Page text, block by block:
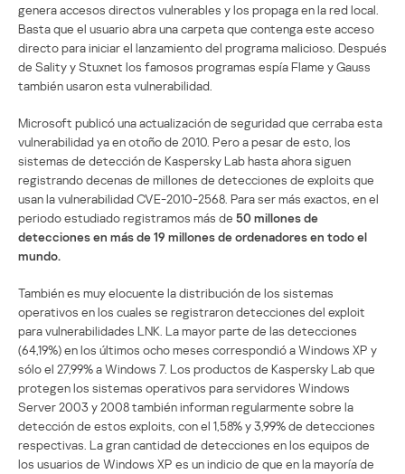
genera accesos directos vulnerables y los propaga en la red local.
Basta que el usuario abra una carpeta que contenga este acceso
directo para iniciar el lanzamiento del programa malicioso. Después
de Sality y Stuxnet los famosos programas espía Flame y Gauss
también usaron esta vulnerabilidad.
Microsoft publicó una actualización de seguridad que cerraba esta
vulnerabilidad ya en otoño de 2010. Pero a pesar de esto, los
sistemas de detección de Kaspersky Lab hasta ahora siguen
registrando decenas de millones de detecciones de exploits que
usan la vulnerabilidad CVE-2010-2568. Para ser más exactos, en el
periodo estudiado registramos más de 50 millones de
detecciones en más de 19 millones de ordenadores en todo el
mundo.
También es muy elocuente la distribución de los sistemas
operativos en los cuales se registraron detecciones del exploit
para vulnerabilidades LNK. La mayor parte de las detecciones
(64,19%) en los últimos ocho meses correspondió a Windows XP y
sólo el 27,99% a Windows 7. Los productos de Kaspersky Lab que
protegen los sistemas operativos para servidores Windows
Server 2003 y 2008 también informan regularmente sobre la
detección de estos exploits, con el 1,58% y 3,99% de detecciones
respectivas. La gran cantidad de detecciones en los equipos de
los usuarios de Windows XP es un indicio de que en la mayoría de